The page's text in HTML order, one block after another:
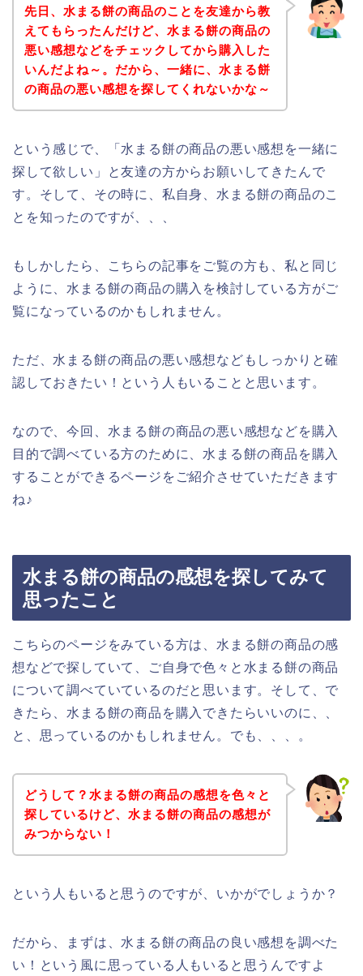
先日、水まる餅の商品のことを友達から教
えてもらったんだけど、水まる餅の商品の
悪い感想などをチェックしてから購入した
いんだよね～。だから、一緒に、水まる餅
の商品の悪い感想を探してくれないかな～
という感じで、「水まる餅の商品の悪い感想を一緒に
探して欲しい」と友達の方からお願いしてきたんで
す。そして、その時に、私自身、水まる餅の商品のこ
とを知ったのですが、、、
もしかしたら、こちらの記事をご覧の方も、私と同じ
ように、水まる餅の商品の購入を検討している方がご
覧になっているのかもしれません。
ただ、水まる餅の商品の悪い感想などもしっかりと確
認しておきたい！という人もいることと思います。
なので、今回、水まる餅の商品の悪い感想などを購入
目的で調べている方のために、水まる餅の商品を購入
することができるページをご紹介させていただきます
ね♪
水まる餅の商品の感想を探してみて
思ったこと
こちらのページをみている方は、水まる餅の商品の感
想などで探していて、ご自身で色々と水まる餅の商品
について調べていているのだと思います。そして、で
きたら、水まる餅の商品を購入できたらいいのに、、
と、思っているのかもしれません。でも、、、。
どうして？水まる餅の商品の感想を色々と
探しているけど、水まる餅の商品の感想が
みつからない！
という人もいると思うのですが、いかがでしょうか？
だから、まずは、水まる餅の商品の良い感想を調べた
い！という風に思っている人もいると思うんですよ